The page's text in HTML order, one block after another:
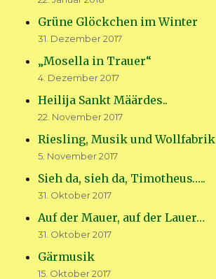
Grüne Glöckchen im Winter
31. Dezember 2017
„Mosella in Trauer“
4. Dezember 2017
Heilija Sankt Määrdes..
22. November 2017
Riesling, Musik und Wollfabrik
5. November 2017
Sieh da, sieh da, Timotheus…..
31. Oktober 2017
Auf der Mauer, auf der Lauer…
31. Oktober 2017
Gärmusik
15. Oktober 2017